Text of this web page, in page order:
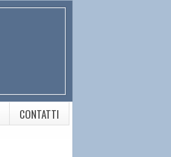
CONTATTI